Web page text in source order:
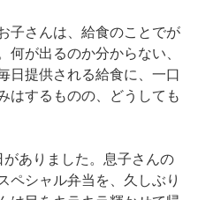
子さんは、給食のことでが
が出るのか分からない、
日提供される給食に、一口
はするものの、どうしても
ありました。息子さんの
ペシャル弁当を、久しぶり